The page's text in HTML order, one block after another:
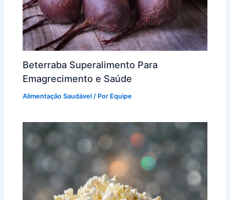
Beterraba Superalimento Para
Emagrecimento e Saúde
Alimentação Saudável / Por Equipe